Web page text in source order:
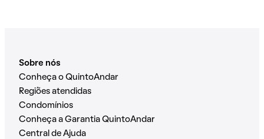
Sobre nós
Conheça o QuintoAndar
Regiões atendidas
Condomínios
Conheça a Garantia QuintoAndar
Central de Ajuda